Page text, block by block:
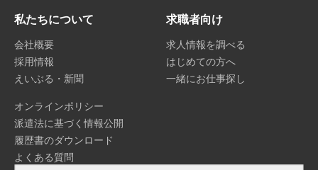
私たちについて
会社概要
採用情報
えいぶる・新聞
求職者向け
求人情報を調べる
はじめての方へ
一緒にお仕事探し
オンラインポリシー
派遣法に基づく情報公開
履歴書のダウンロード
よくある質問